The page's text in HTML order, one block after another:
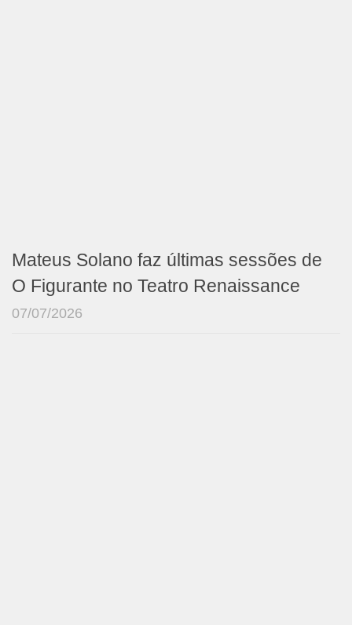
Mateus Solano faz últimas sessões de
O Figurante no Teatro Renaissance
07/07/2026